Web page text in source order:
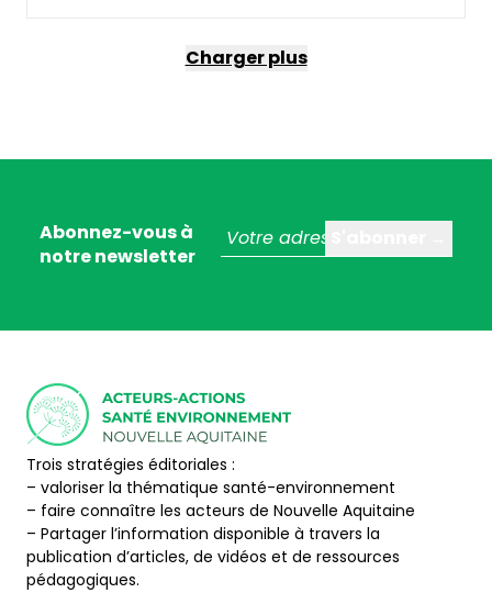
Charger plus
Abonnez-vous à
notre newsletter
Trois stratégies éditoriales :
– valoriser la thématique santé-environnement
– faire connaître les acteurs de Nouvelle Aquitaine
– Partager l’information disponible à travers la
publication d’articles, de vidéos et de ressources
pédagogiques.